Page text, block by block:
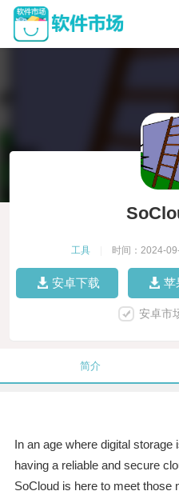
工具 时间：2024-
安卓下载 苹
安卓市
简介
In an age where digital storage
having a reliable and secure
SoCloud is here to meet those